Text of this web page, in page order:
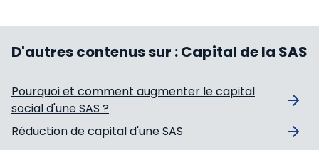
D'autres contenus sur :Capital de la SAS
Pourquoi et comment augmenter le capital
social d'une SAS ?
Réduction de capital d'une SAS